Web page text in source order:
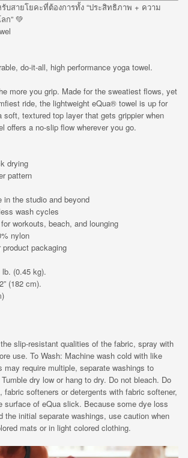
รับสายโยคะที่ต้องการทั้ง “ประสิทธิภาพ + ความ
ก” 💚
do-it-all, high performance yoga towel.
more you grip. Made for the sweatiest flows, yet
ride, the lightweight eQua® towel is up for
soft, textured top layer that gets grippier when
offers a no-slip flow wherever you go.
drying
pattern
in the studio and beyond
wash cycles
workouts, beach, and lounging
nylon
packaging
(0.45 kg).
(182 cm).
slip-resistant qualities of the fabric, spray with
use. To Wash: Machine wash cold with like
may require multiple, separate washings to
dry low or hang to dry. Do not bleach. Do
fabric softeners or detergents with fabric softener,
surface of eQua slick. Because some dye loss
the initial separate washings, use caution when
mats or in light colored clothing.